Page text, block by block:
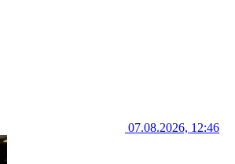
07.08.2026, 12:46